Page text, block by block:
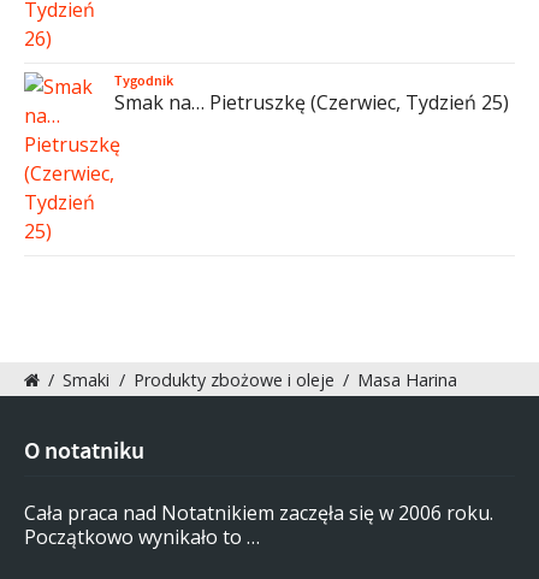
Tygodnik
Smak na… Pietruszkę (Czerwiec, Tydzień 25)
/ Smaki / Produkty zbożowe i oleje / Masa Harina
O notatniku
Cała praca nad Notatnikiem zaczęła się w 2006 roku.
Początkowo wynikało to …